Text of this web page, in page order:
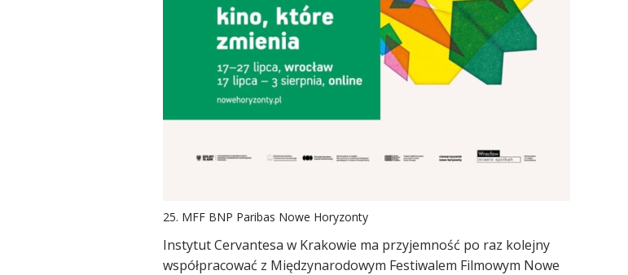
25. MFF BNP Paribas Nowe Horyzonty
Instytut Cervantesa w Krakowie ma przyjemność po raz kolejny
współpracować z Międzynarodowym Festiwalem Filmowym Nowe